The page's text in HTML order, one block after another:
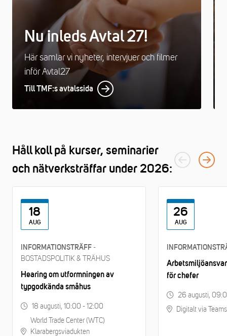
Nu inleds Avtal 27!
Här samlar vi nyheter, intervjuer och filmer
inför Avtal27
Till TMF:s avtalssida
Håll koll på kurser, seminarier
och nätverksträffar under 2026:
18
AUG
INFORMATIONSTRÄFF -
BOSTADSPOLITIK & TRÄHUS
Hearing om utformningen av
typgodkända småhus
18 augusti, 10:00 - 12:00
World Trade Center (WTC)
Klarabergsviadukten
26
AUG
för chefer
26 augusti,
Digitalt via Teams